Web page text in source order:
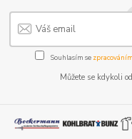
Souhlasím se
Můžete se kdykoli